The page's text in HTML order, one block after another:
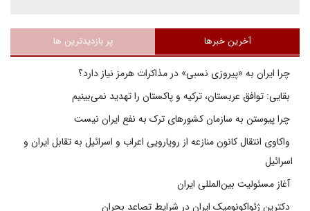
آخرین خبرها پر بازدیدترین ها
چرا ایران به «پیروزی نسبی» در مذاکرات هرمز نیاز دارد؟
بقایی: توافق عربستان، ترکیه و پاکستان را تهدید نمی‌بینیم
چرا پیوستن به سازمان کشورهای ترک به نفع ایران نیست
واکاوی انتقال کانون منازعه از رویارویی اعراب و اسرائیل به تقابل ایران و
اسرائیل
آغاز مسئولیت بین‌المللی ایران
دکترین ژئواکونومیک ایران در شرایط تصاعد بحران